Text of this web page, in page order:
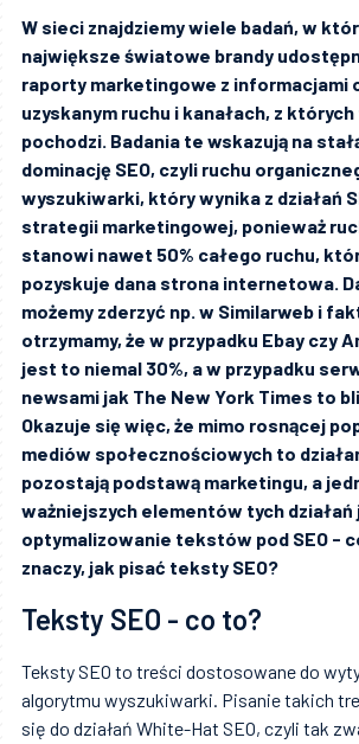
W sieci znajdziemy wiele badań, w
największe światowe brandy
raporty marketingowe z informacjami
uzyskanym ruchu i kanałach, z
pochodzi. Badania te wskazują na
dominację SEO, czyli ruchu
wyszukiwarki, który wynika z działań
strategii marketingowej, ponieważ
stanowi nawet 50% całego ruchu,
pozyskuje dana strona internetowa.
możemy zderzyć np. w Similarweb i
otrzymamy, że w przypadku Ebay czy
jest to niemal 30%, a w przypadku
newsami jak The New York Times to
Okazuje się więc, że mimo rosnącej
mediów społecznościowych to
pozostają podstawą marketingu, a
ważniejszych elementów tych
optymalizowanie tekstów pod SEO -
znaczy, jak pisać teksty SEO?
Teksty SEO - co to?
Teksty SEO to treści dostosowane do
algorytmu wyszukiwarki. Pisanie takich
się do działań White-Hat SEO, czyli tak